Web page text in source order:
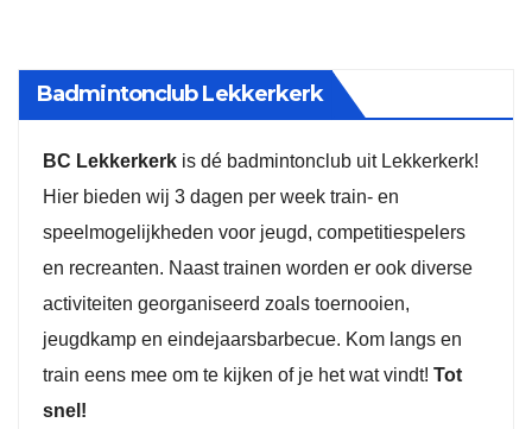
Badmintonclub Lekkerkerk
BC Lekkerkerk is dé badmintonclub uit Lekkerkerk!
Hier bieden wij 3 dagen per week train- en
speelmogelijkheden voor jeugd, competitiespelers
en recreanten. Naast trainen worden er ook diverse
activiteiten georganiseerd zoals toernooien,
jeugdkamp en eindejaarsbarbecue. Kom langs en
train eens mee om te kijken of je het wat vindt! Tot
snel!